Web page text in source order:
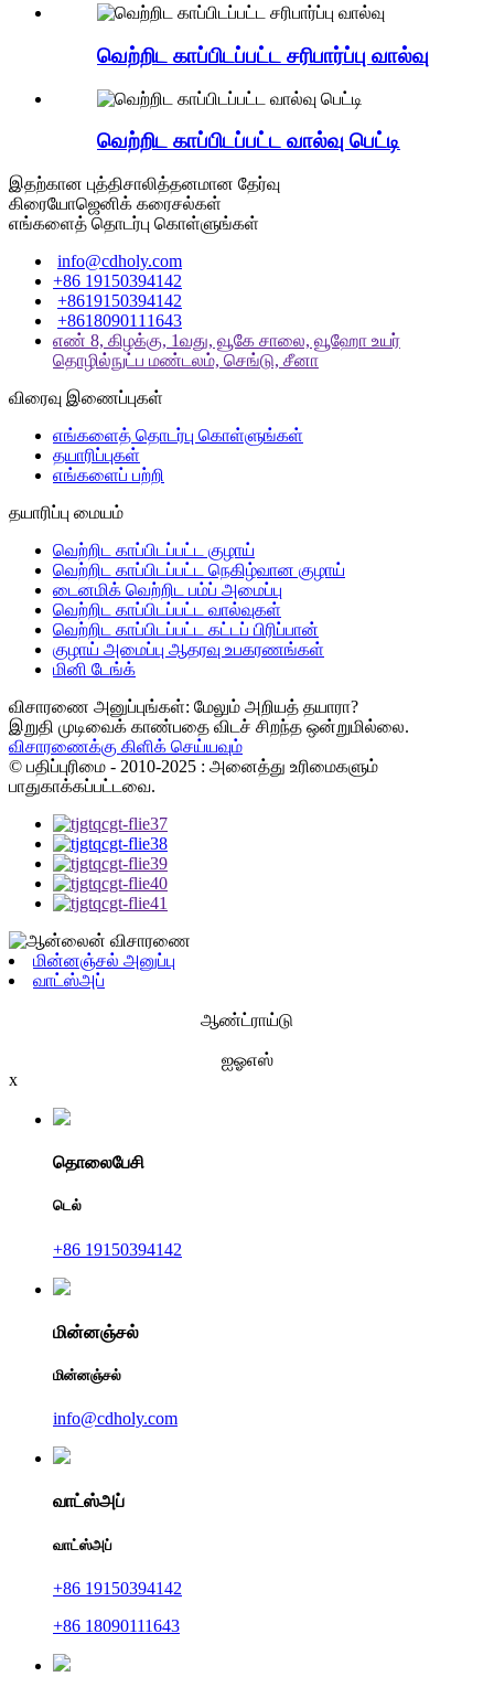
வெற்றிட காப்பிடப்பட்ட சரிபார்ப்பு வால்வு
வெற்றிட காப்பிடப்பட்ட வால்வு பெட்டி
இதற்கான புத்திசாலித்தனமான தேர்வு
கிரையோஜெனிக் கரைசல்கள்
எங்களைத் தொடர்பு கொள்ளுங்கள்
info@cdholy.com
+86 19150394142
+8619150394142
+8618090111643
எண் 8, கிழக்கு, 1வது, வூகே சாலை, வூஹோ உயர்
தொழில்நுட்ப மண்டலம், செங்டு, சீனா
விரைவு இணைப்புகள்
எங்களைத் தொடர்பு கொள்ளுங்கள்
தயாரிப்புகள்
எங்களைப் பற்றி
தயாரிப்பு மையம்
வெற்றிட காப்பிடப்பட்ட குழாய்
வெற்றிட காப்பிடப்பட்ட நெகிழ்வான குழாய்
டைனமிக் வெற்றிட பம்ப் அமைப்பு
வெற்றிட காப்பிடப்பட்ட வால்வுகள்
வெற்றிட காப்பிடப்பட்ட கட்டப் பிரிப்பான்
குழாய் அமைப்பு ஆதரவு உபகரணங்கள்
மினி டேங்க்
விசாரணை அனுப்புங்கள்: மேலும் அறியத் தயாரா?
இறுதி முடிவைக் காண்பதை விடச் சிறந்த ஒன்றுமில்லை.
விசாரணைக்கு கிளிக் செய்யவும்
© பதிப்புரிமை - 2010-2025 : அனைத்து உரிமைகளும்
பாதுகாக்கப்பட்டவை.
மின்னஞ்சல் அனுப்பு
வாட்ஸ்அப்
ஆண்ட்ராய்டு
ஐஓஎஸ்
x
தொலைபேசி
டெல்
+86 19150394142
மின்னஞ்சல்
மின்னஞ்சல்
info@cdholy.com
வாட்ஸ்அப்
வாட்ஸ்அப்
+86 19150394142
+86 18090111643